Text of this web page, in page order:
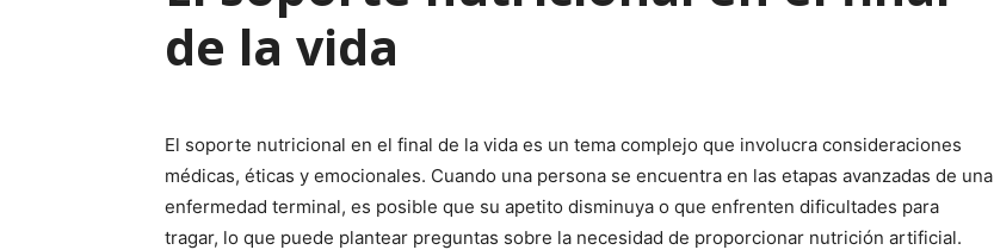
de la vida
El soporte nutricional en el final de la vida es un tema complejo que involucra consideraciones
médicas, éticas y emocionales. Cuando una persona se encuentra en las etapas avanzadas de una
enfermedad terminal, es posible que su apetito disminuya o que enfrenten dificultades para
tragar, lo que puede plantear preguntas sobre la necesidad de proporcionar nutrición artificial.